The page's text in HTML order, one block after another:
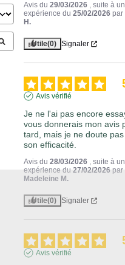
Avis du29/03/2026 , suite à
expérience du25/02/2026 par
H.
Utile(0) Signaler
Avis vérifié
Je ne l'ai pas encore
vous donnerais mon avis
tard, mais je ne doute
son efficacité.
Avis du28/03/2026 , suite à
expérience du27/02/2026 par
Madeleine M.
Utile(0) Signaler
Avis vérifié